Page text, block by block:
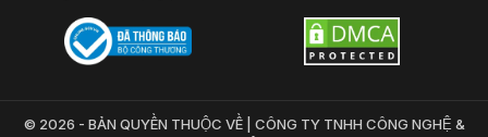
© 2026 - BẢN QUYỀN THUỘC VỀ | CÔNG TY TNHH CÔNG NGHỆ &